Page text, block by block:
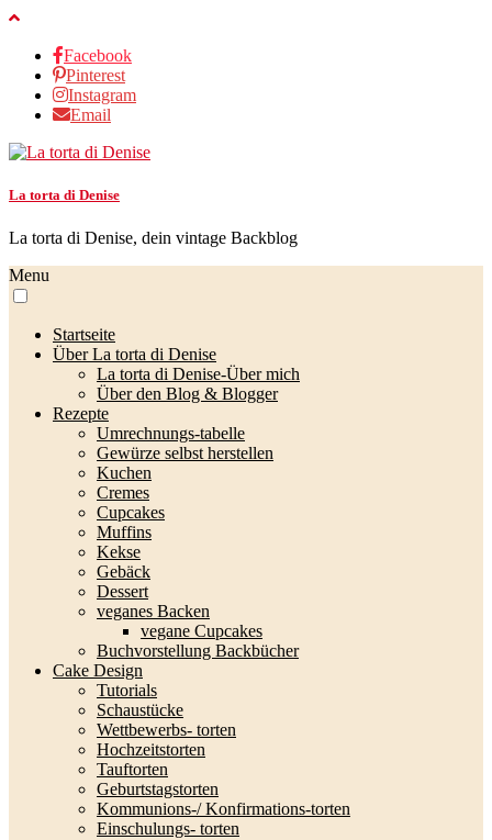
Facebook
Pinterest
Instagram
Email
La torta di Denise
La torta di Denise, dein vintage Backblog
Menu
Startseite
Über La torta di Denise
La torta di Denise-Über mich
Über den Blog & Blogger
Rezepte
Umrechnungs-tabelle
Gewürze selbst herstellen
Kuchen
Cremes
Cupcakes
Muffins
Kekse
Gebäck
Dessert
veganes Backen
vegane Cupcakes
Buchvorstellung Backbücher
Cake Design
Tutorials
Schaustücke
Wettbewerbs- torten
Hochzeitstorten
Tauftorten
Geburtstagstorten
Kommunions-/ Konfirmations-torten
Einschulungs- torten